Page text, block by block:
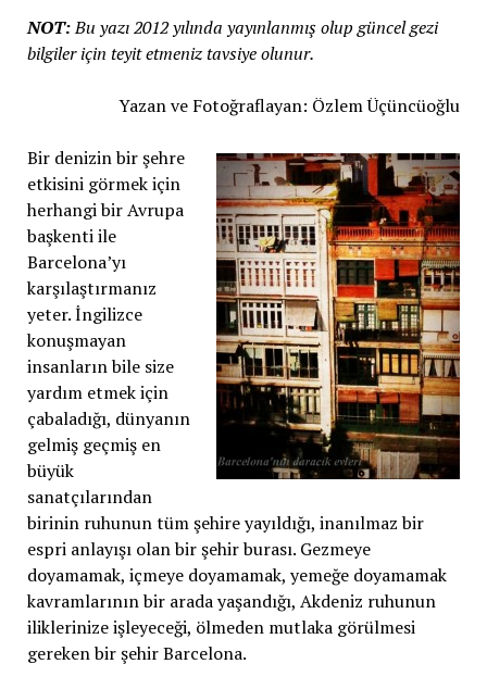
NOT:Bu yazı 2012 yılında yayınlanmış olup güncel gezi
bilgiler için teyit etmeniz tavsiye olunur.
Yazan ve Fotoğraflayan: Özlem Üçüncüoğlu
Bir denizin bir şehre
etkisini görmek için
herhangi bir Avrupa
başkenti ile
Barcelona’yı
karşılaştırmanız
yeter. İngilizce
konuşmayan
insanların bile size
yardım etmek için
çabaladığı, dünyanın
gelmiş geçmiş en
büyük
sanatçılarından
birinin ruhunun tüm şehire yayıldığı, inanılmaz bir
espri anlayışı olan bir şehir burası. Gezmeye
doyamamak, içmeye doyamamak, yemeğe doyamamak
kavramlarının bir arada yaşandığı, Akdeniz ruhunun
iliklerinize işleyeceği, ölmeden mutlaka görülmesi
gereken bir şehir Barcelona.